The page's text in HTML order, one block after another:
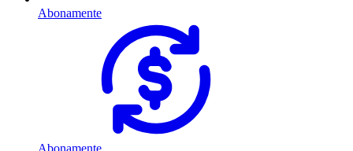
Abonamente
Abonamente